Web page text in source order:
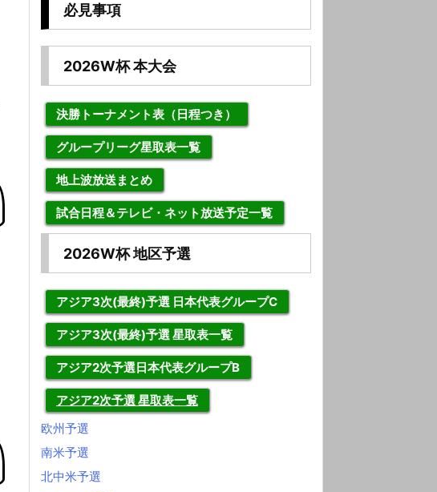
必見事項
2026W杯 本大会
決勝トーナメント表（日程つき）
グループリーグ星取表一覧
地上波放送まとめ
試合日程＆テレビ・ネット放送予定一覧
2026W杯 地区予選
アジア3次(最終)予選 日本代表グループC
アジア3次(最終)予選 星取表一覧
アジア2次予選日本代表グループB
アジア2次予選 星取表一覧
欧州予選
南米予選
北中米予選